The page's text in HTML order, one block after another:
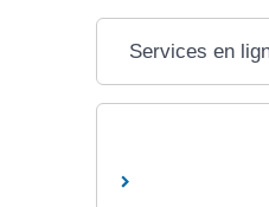
Services en